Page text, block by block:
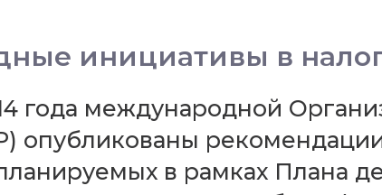
инициативы в
года международной
опубликованы
в рамках Плана